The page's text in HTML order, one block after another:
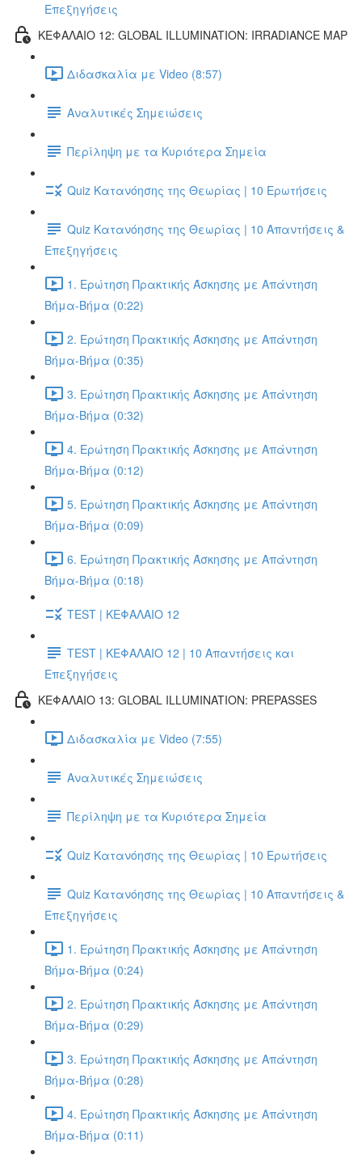
Επεξηγήσεις
ΚΕΦΑΛΑΙΟ 12: GLOBAL ILLUMINATION: IRRADIANCE MAP
Διδασκαλία με Video (8:57)
Αναλυτικές Σημειώσεις
Περίληψη με τα Κυριότερα Σημεία
Quiz Κατανόησης της Θεωρίας | 10 Ερωτήσεις
Quiz Κατανόησης της Θεωρίας | 10 Απαντήσεις &
Επεξηγήσεις
1. Ερώτηση Πρακτικής Άσκησης με Απάντηση
Βήμα-Βήμα (0:22)
2. Ερώτηση Πρακτικής Άσκησης με Απάντηση
Βήμα-Βήμα (0:35)
3. Ερώτηση Πρακτικής Άσκησης με Απάντηση
Βήμα-Βήμα (0:32)
4. Ερώτηση Πρακτικής Άσκησης με Απάντηση
Βήμα-Βήμα (0:12)
5. Ερώτηση Πρακτικής Άσκησης με Απάντηση
Βήμα-Βήμα (0:09)
6. Ερώτηση Πρακτικής Άσκησης με Απάντηση
Βήμα-Βήμα (0:18)
TEST | ΚΕΦΑΛΑΙΟ 12
TEST | ΚΕΦΑΛΑΙΟ 12 | 10 Απαντήσεις και
Επεξηγήσεις
ΚΕΦΑΛΑΙΟ 13: GLOBAL ILLUMINATION: PREPASSES
Διδασκαλία με Video (7:55)
Αναλυτικές Σημειώσεις
Περίληψη με τα Κυριότερα Σημεία
Quiz Κατανόησης της Θεωρίας | 10 Ερωτήσεις
Quiz Κατανόησης της Θεωρίας | 10 Απαντήσεις &
Επεξηγήσεις
1. Ερώτηση Πρακτικής Άσκησης με Απάντηση
Βήμα-Βήμα (0:24)
2. Ερώτηση Πρακτικής Άσκησης με Απάντηση
Βήμα-Βήμα (0:29)
3. Ερώτηση Πρακτικής Άσκησης με Απάντηση
Βήμα-Βήμα (0:28)
4. Ερώτηση Πρακτικής Άσκησης με Απάντηση
Βήμα-Βήμα (0:11)